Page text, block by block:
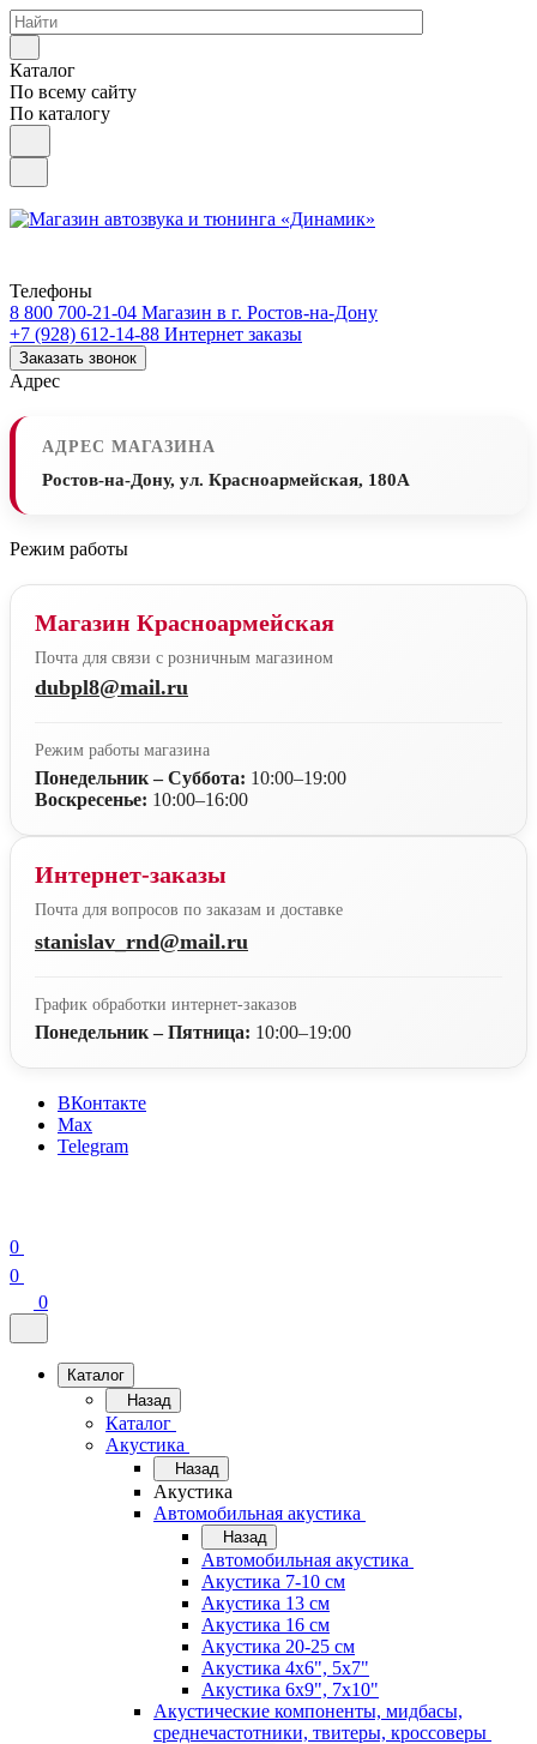
Каталог
По всему сайту
По каталогу
Телефоны
8 800 700-21-04 Магазин в г. Ростов-на-Дону
+7 (928) 612-14-88 Интернет заказы
Заказать звонок
Адрес
АДРЕС МАГАЗИНА
Ростов-на-Дону, ул. Красноармейская, 180А
Режим работы
Магазин Красноармейская
Почта для связи с розничным магазином
dubpl8@mail.ru
Режим работы магазина
Понедельник – Суббота: 10:00–19:00
Воскресенье: 10:00–16:00
Интернет-заказы
Почта для вопросов по заказам и доставке
stanislav_rnd@mail.ru
График обработки интернет-заказов
Понедельник – Пятница: 10:00–19:00
ВКонтакте
Max
Telegram
0
0
0
Каталог
Назад
Каталог
Акустика
Назад
Акустика
Автомобильная акустика
Назад
Автомобильная акустика
Акустика 7-10 см
Акустика 13 см
Акустика 16 см
Акустика 20-25 см
Акустика 4х6", 5х7"
Акустика 6х9", 7х10"
Акустические компоненты, мидбасы,
среднечастотники, твитеры, кроссоверы